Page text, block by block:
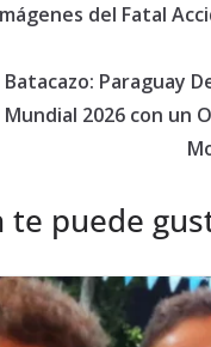
del Fatal
Paraguay
2026 con un
te puede